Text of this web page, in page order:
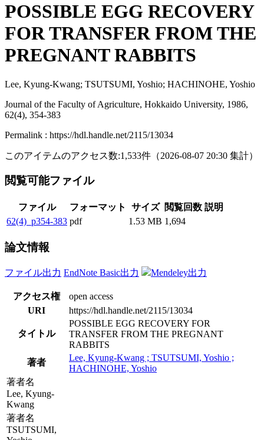
POSSIBLE EGG RECOVERY
FOR TRANSFER FROM THE
PREGNANT RABBITS
Lee, Kyung-Kwang; TSUTSUMI, Yoshio; HACHINOHE, Yoshio
Journal of the Faculty of Agriculture, Hokkaido University, 1986,
62(4), 354-383
Permalink : https://hdl.handle.net/2115/13034
このアイテムのアクセス数:1,533件 （2026-08-07 20:30 集計）
閲覧可能ファイル
ファイル フォーマット サイズ 閲覧回数 説明
62(4)_p354-383 pdf 1.53 MB 1,694
論文情報
ファイル出力 EndNote Basic出力 Mendeley出力
アクセス権
open access
URI
https://hdl.handle.net/2115/13034
タイトル
POSSIBLE EGG RECOVERY FOR
TRANSFER FROM THE PREGNANT
RABBITS
著者
Lee, Kyung-Kwang ; TSUTSUMI, Yoshio ;
HACHINOHE, Yoshio
著者名
Lee, Kyung-
Kwang
著者名
TSUTSUMI,